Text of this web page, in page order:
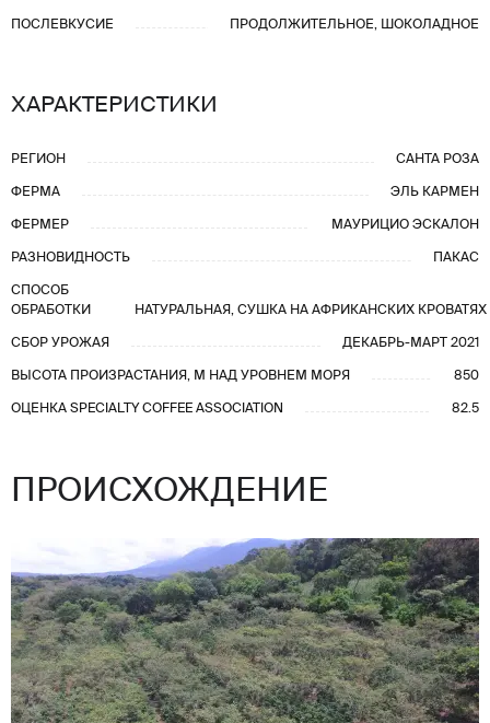
ПОСЛЕВКУСИЕ ПРОДОЛЖИТЕЛЬНОЕ, ШОКОЛАДНОЕ
ХАРАКТЕРИСТИКИ
РЕГИОН САНТА РОЗА
ФЕРМА ЭЛЬ КАРМЕН
ФЕРМЕР МАУРИЦИО ЭСКАЛОН
РАЗНОВИДНОСТЬ ПАКАС
СПОСОБ
ОБРАБОТКИ
НАТУРАЛЬНАЯ, СУШКА НА АФРИКАНСКИХ КРОВАТЯХ
СБОР УРОЖАЯ ДЕКАБРЬ-МАРТ 2021
ВЫСОТА ПРОИЗРАСТАНИЯ, М НАД УРОВНЕМ МОРЯ 850
ОЦЕНКА SPECIALTY COFFEE ASSOCIATION 82.5
ПРОИСХОЖДЕНИЕ